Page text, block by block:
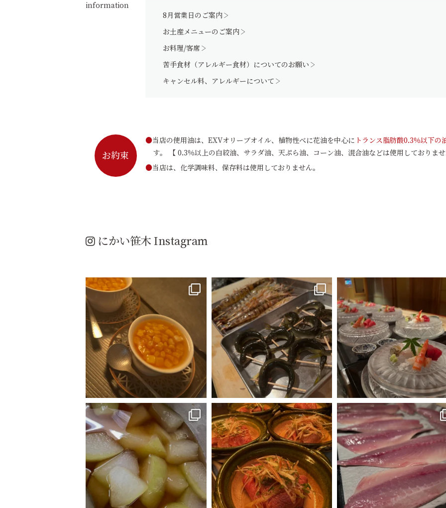
information
8月営業日のご案内
お土産メニューのご案内
お料理/客席
苦手食材（アレルギー食材）についてのお願い
キャンセル料、アレルギーについて
お約束
当店の使用油は、EXVオリーブオイル、植物性べに花油を中心に トランス脂肪酸0.3％以下の
す。 【 0.3％以上の白絞油、サラダ油、天ぷら油、コーン油、混合油などは使用しておりませ
当店は、化学調味料、保存料は使用しておりません。
にかい笹木 Instagram